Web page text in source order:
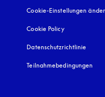
Cookie-Einstellungen
Cookie Policyöffnet sich in
Datenschutzrichtlinie
Teilnahmebedingungen